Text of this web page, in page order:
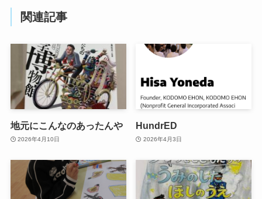
関連記事
地元にこんなのあったんや
2026年4月10日
HundrED
2026年4月3日